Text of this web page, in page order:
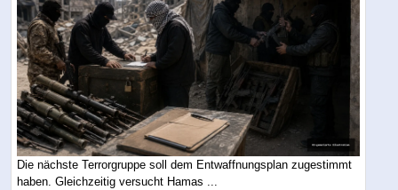
Die nächste Terrorgruppe soll dem Entwaffnungsplan zugestimmt
haben. Gleichzeitig versucht Hamas ...